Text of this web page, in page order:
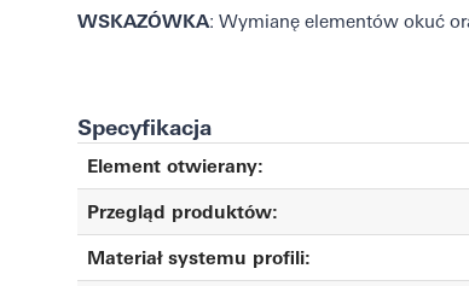
WSKAZÓWKA: Wymianę elementów okuć
Specyfikacja
Element otwierany:
Przegląd produktów:
Materiał systemu profili: